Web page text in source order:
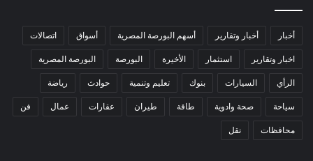
أخبار أخبار وتقارير أسهم البورصة المصرية أسواق اتصالات
اخبار وتقارير استثمار الأخيرة البورصة البورصة المصرية
الرأي السيارات بنوك تعليم وتنمية حوادث رياضة
سياحة صحة وادوية طاقة طيران عقارات عمال فن
محافظات نقل